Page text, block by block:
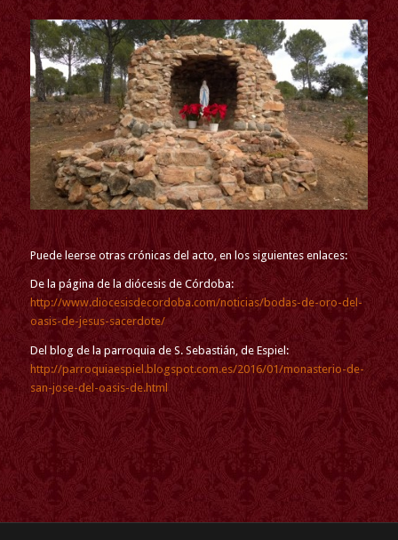
Puede leerse otras crónicas del acto, en los siguientes enlaces:
De la página de la diócesis de Córdoba:
http://www.diocesisdecordoba.com/noticias/bodas-de-oro-del-
oasis-de-jesus-sacerdote/
Del blog de la parroquia de S. Sebastián, de Espiel:
http://parroquiaespiel.blogspot.com.es/2016/01/monasterio-de-
san-jose-del-oasis-de.html